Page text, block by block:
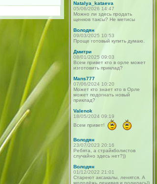
Natalya_kataeva
05/06/2026 14:47
Можно ли здесь продать
щенков таксы? Не метисы
Володян
09/03/2025 10:53
Проще готовый купить думаю.
Дмитри
08/01/2025 09:03
Всем привет кто в орле может
изготовить приклад?
Mans777
07/06/2024 10:20
Может кто знает кто в Орле
может подогнать новый
приклад?
Valenok
18/05/2024 09:19
Всем привет!
Володян
23/07/2023 20:16
Ребята, а страйкболистов
случайно здесь нет?))
Володян
01/12/2022 21:01
Стареют аксакалы, ленятся. А
молодёжь ленивая и родилась))